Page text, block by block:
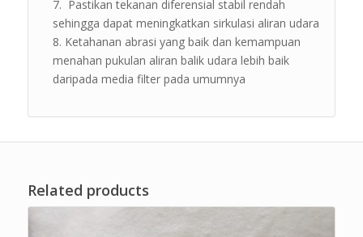
Pastikan tekanan diferensial stabil rendah
sehingga dapat meningkatkan sirkulasi aliran udara
Ketahanan abrasi yang baik dan kemampuan
menahan pukulan aliran balik udara lebih baik
daripada media filter pada umumnya
Related products